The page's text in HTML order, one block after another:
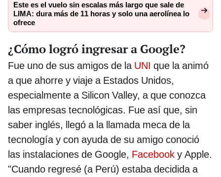
Este es el vuelo sin escalas más largo que sale de
LIMA: dura más de 11 horas y solo una aerolínea lo
ofrece
¿Cómo logró ingresar a Google?
Fue uno de sus amigos de la UNI que la animó
a que ahorre y viaje a Estados Unidos,
especialmente a Silicon Valley, a que conozca
las empresas tecnológicas. Fue así que, sin
saber inglés, llegó a la llamada meca de la
tecnología y con ayuda de su amigo conoció
las instalaciones de Google, Facebook y Apple.
"Cuando regresé (a Perú) estaba decidida a